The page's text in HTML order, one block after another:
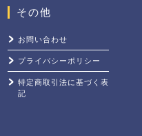
その他
お問い合わせ
プライバシーポリシー
特定商取引法に基づく表
記